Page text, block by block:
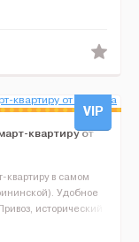
VIP
квартиру от
квартиру в самом
Удобное
исторический